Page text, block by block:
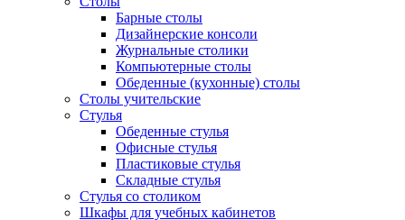
Барные столы
Дизайнерские консоли
Журнальные столики
Компьютерные столы
Обеденные (кухонные) столы
Столы учительские
Стулья
Обеденные стулья
Офисные стулья
Пластиковые стулья
Складные стулья
Стулья со столиком
Шкафы для учебных кабинетов